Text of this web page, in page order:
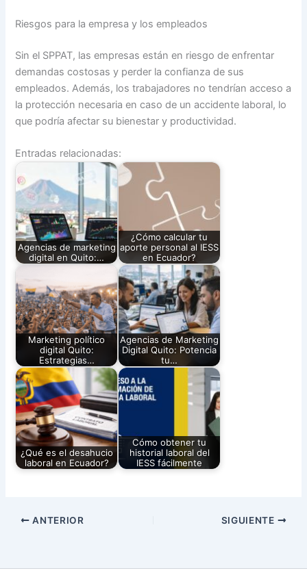
Riesgos para la empresa y los empleados
Sin el SPPAT, las empresas están en riesgo de enfrentar
demandas costosas y perder la confianza de sus
empleados. Además, los trabajadores no tendrían acceso a
la protección necesaria en caso de un accidente laboral, lo
que podría afectar su bienestar y productividad.
Entradas relacionadas:
Agencias de marketing
digital en Quito:…
¿Cómo calcular tu
aporte personal al IESS
en Ecuador?
Marketing político
digital Quito:
Estrategias…
Agencias de Marketing
Digital Quito: Potencia
tu…
¿Qué es el desahucio
laboral en Ecuador?
Cómo obtener tu
historial laboral del
IESS fácilmente
ANTERIOR SIGUIENTE